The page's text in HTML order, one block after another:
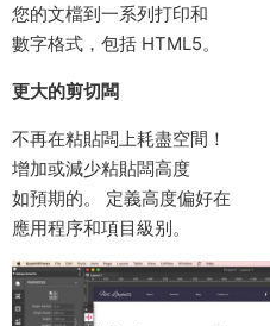
您的文檔到一系列打印和
數字格式，包括 HTML5。
更大的剪切闆
不再在粘貼闆上耗盡空間！
增加或減少粘貼闆高度
如預期的。 定義高度偏好在
應用程序和項目級别。